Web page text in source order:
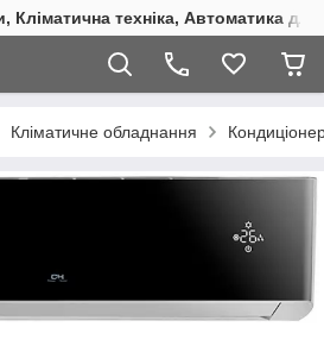
Кліматична техніка, Автоматика
Кліматичне обладнання